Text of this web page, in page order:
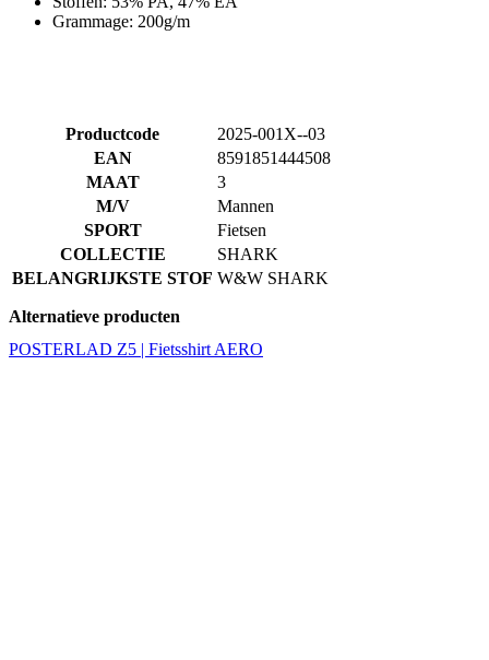
Grammage: 200g/m
Productcode
2025-001X--03
EAN
8591851444508
MAAT
3
M/V
Mannen
SPORT
Fietsen
COLLECTIE
SHARK
BELANGRIJKSTE STOF W&W SHARK
Alternatieve producten
POSTERLAD Z5 | Fietsshirt AERO